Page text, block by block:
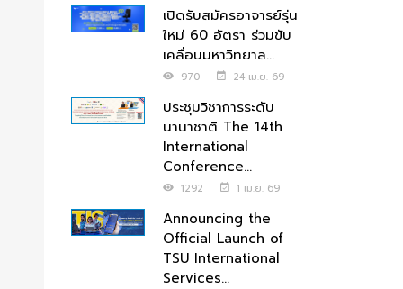
เปิดรับสมัครอาจารย์รุ่น
ใหม่ 60 อัตรา ร่วมขับ
เคลื่อนมหาวิทยาล...
970 24 เม.ย. 69
ประชุมวิชาการระดับ
นานาชาติ The 14th
International
Conference...
1292 1 เม.ย. 69
Announcing the
Official Launch of
TSU International
Services...